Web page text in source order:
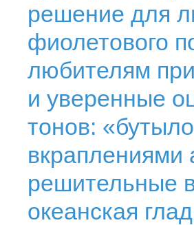
решение для
фиолетового
любителям
и уверенные
тонов:
вкраплениями
решительные
океанская